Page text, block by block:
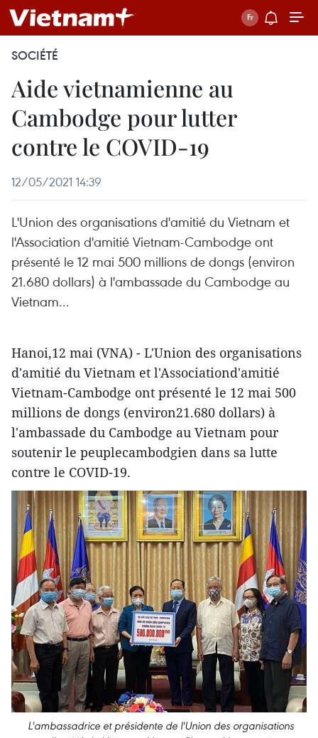
SOCIÉTÉ
Aide vietnamienne au
Cambodge pour lutter
contre le COVID-19
12/05/2021 14:39
L'Union des organisations d'amitié du Vietnam et
l'Association d'amitié Vietnam-Cambodge ont
présenté le 12 mai 500 millions de dongs (environ
21.680 dollars) à l'ambassade du Cambodge au
Vietnam...
Hanoi,12 mai (VNA) - L'Union des organisations
d'amitié du Vietnam et l'Associationd'amitié
Vietnam-Cambodge ont présenté le 12 mai 500
millions de dongs (environ21.680 dollars) à
l'ambassade du Cambodge au Vietnam pour
soutenir le peuplecambodgien dans sa lutte
contre le COVID-19.
L'ambassadrice et présidente de l'Union des organisations